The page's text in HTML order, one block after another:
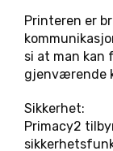
Printeren er
si at man kan
gjenværende
Sikkerhet:
Primacy2